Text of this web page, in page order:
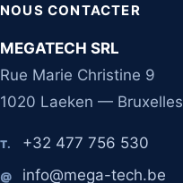
NOUS CONTACTER
MEGATECH SRL
Rue Marie Christine 9
1020 Laeken — Bruxelles
T. +32 477 756 530
@ info@mega-tech.be